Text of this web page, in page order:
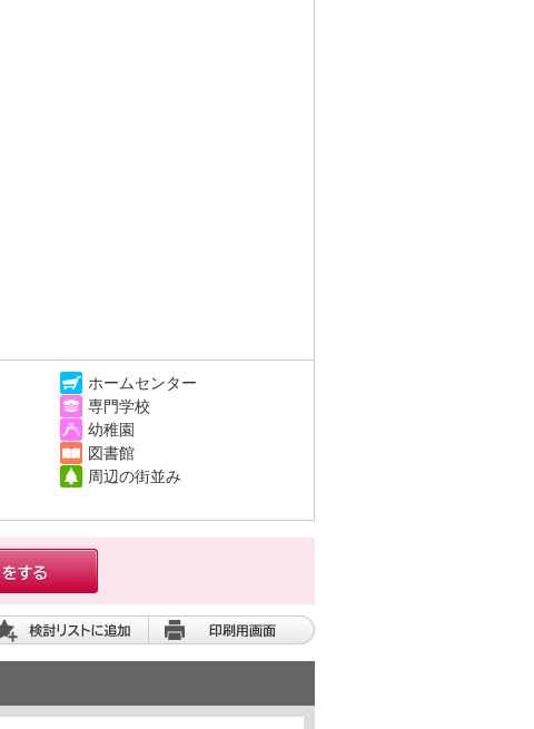
ホームセンター
専門学校
幼稚園
図書館
周辺の街並み